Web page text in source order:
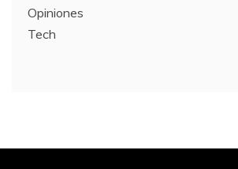
Opiniones
Tech